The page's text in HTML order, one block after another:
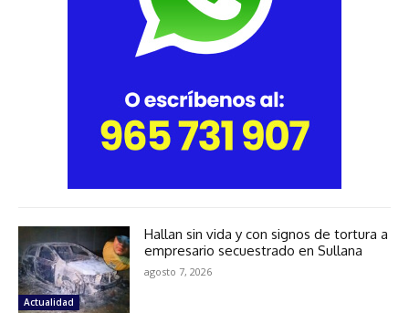
Actualidad
Hallan sin vida y con signos de tortura a
empresario secuestrado en Sullana
agosto 7, 2026